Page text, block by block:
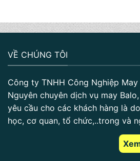
VỀ CHÚNG TÔI
Công ty TNHH Công Nghiệp May
Nguyên chuyên dịch vụ may
yêu cầu cho các khách hàng là
học, cơ quan, tổ chức,..trong và